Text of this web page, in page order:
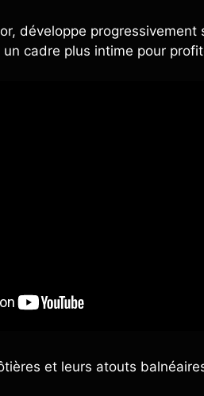
développe
cadre plus intime pour
et leurs atouts